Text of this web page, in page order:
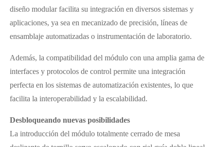
diseño modular facilita su integración en diversos sistemas y
aplicaciones, ya sea en mecanizado de precisión, líneas de
ensamblaje automatizadas o instrumentación de laboratorio.
Además, la compatibilidad del módulo con una amplia gama de
interfaces y protocolos de control permite una integración
perfecta en los sistemas de automatización existentes, lo que
facilita la interoperabilidad y la escalabilidad.
Desbloqueando nuevas posibilidades
La introducción del módulo totalmente cerrado de mesa